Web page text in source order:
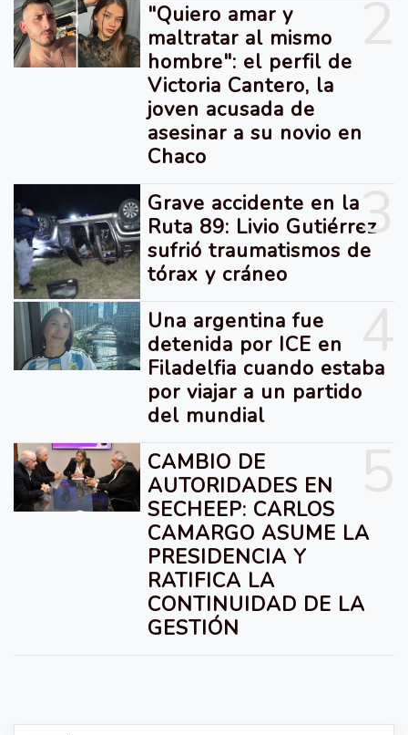
"Quiero amar y
maltratar al mismo
hombre": el perfil de
Victoria Cantero, la
joven acusada de
asesinar a su novio en
Chaco
3
Grave accidente en la
Ruta 89: Livio Gutiérrez
sufrió traumatismos de
tórax y cráneo
Una argentina fue
detenida por ICE en
Filadelfia cuando estaba
por viajar a un partido
del mundial
CAMBIO DE
AUTORIDADES EN
SECHEEP: CARLOS
CAMARGO ASUME LA
PRESIDENCIA Y
RATIFICA LA
CONTINUIDAD DE LA
GESTIÓN